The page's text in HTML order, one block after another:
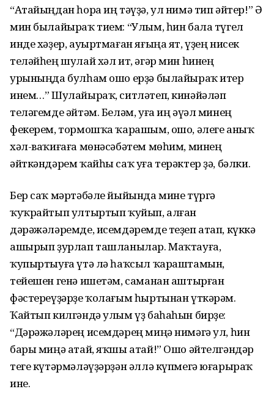
“Атайыңдан һора иң тәүҙә, ул нимә тип әйтер!” Ә
мин былайыраҡ тием: “Улым, һин бала түгел
инде хәҙер, ауыртмаған яғыңа ят, үҙең нисек
теләйһең шулай хәл ит, әгәр мин һинең
урыныңда булһам ошо ерҙә былайыраҡ итер
инем…” Шулайыраҡ, ситләтеп, кинәйәләп
теләгемде әйтәм. Беләм, уға иң әүәл минең
фекерем, тормошҡа ҡарашым, ошо, әлеге аныҡ
хәл-ваҡиғаға мөнәсәбәтем мөһим, минең
әйткәндәрем ҡайһы саҡ уға терәктер ҙә, бәлки.
Бер саҡ мәртәбәле йыйында мине түргә
ҡуҡрайтып ултыртып ҡуйып, алған
дәрәжәләремде, исемдәремде теҙеп атап, күккә
ашырып ҙурлап ташланылар. Маҡтауға,
ҡупыртыуға үтә лә һаҡсыл ҡараштамын,
тейешен генә ишетәм, саманан аштырған
фәстереүҙәрҙе ҡолағым һыртынан үткәрәм.
Ҡайтып килгәндә улым үҙ баһаһын бирҙе:
“Дәрәжәләрең исемдәрең миңә нимәгә ул, һин
бары миңә атай, яҡшы атай!” Ошо әйтелгәндәр
теге күтәрмәләүҙәрҙән әллә күпмегә юғарыраҡ
ине.